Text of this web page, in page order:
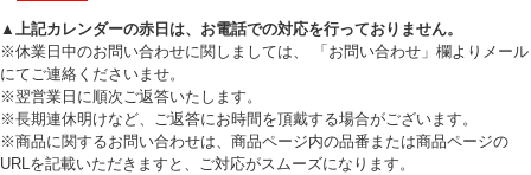
▲上記カレンダーの赤日は、お電話での対応を行っておりません。
※休業日中のお問い合わせに関しましては、 「お問い合わせ」欄よりメール
にてご連絡くださいませ。
※翌営業日に順次ご返答いたします。
※長期連休明けなど、ご返答にお時間を頂戴する場合がございます。
※商品に関するお問い合わせは、商品ページ内の品番または商品ページの
URLを記載いただきますと、ご対応がスムーズになります。